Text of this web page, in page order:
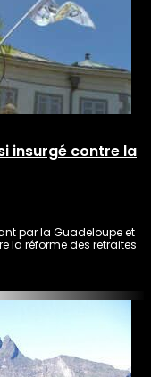
insurgé contre la
par la Guadeloupe et
la réforme des retraites